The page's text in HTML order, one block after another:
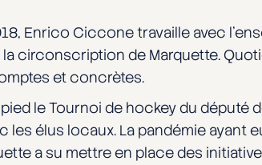
Enrico Ciccone travaille avec
circonscription de Marquette.
et concrètes.
le Tournoi de hockey du député
les élus locaux. La pandémie
a su mettre en place des